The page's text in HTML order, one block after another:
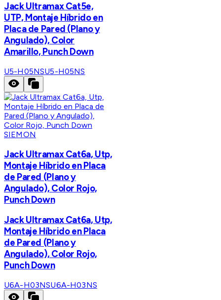
Jack Ultramax Cat5e,
UTP, Montaje Híbrido en
Placa de Pared (Plano y
Angulado), Color
Amarillo, Punch Down
U5-H05NSU5-H05NS
SIEMON
Jack Ultramax Cat6a, Utp,
Montaje Híbrido en Placa
de Pared (Plano y
Angulado), Color Rojo,
Punch Down
Jack Ultramax Cat6a, Utp,
Montaje Híbrido en Placa
de Pared (Plano y
Angulado), Color Rojo,
Punch Down
U6A-H03NSU6A-H03NS